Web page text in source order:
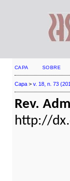
CAPA SOBRE
Capa> v. 18, n. 73
Rev.
http://